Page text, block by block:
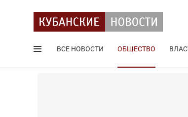
ВСЕ НОВОСТИ ОБЩЕСТВО